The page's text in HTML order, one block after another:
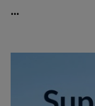
...